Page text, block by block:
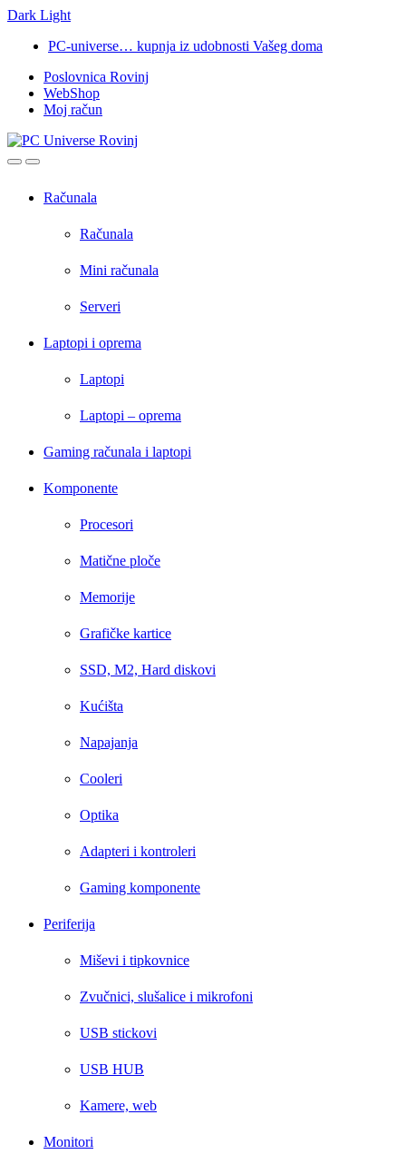
Dark Light
navigation
content
PC-universe… kupnja iz udobnosti Vašeg doma
Poslovnica Rovinj
WebShop
Moj račun
OpenClose
Računala
Računala
Mini računala
Serveri
Laptopi i oprema
Laptopi
Laptopi – oprema
Gaming računala i laptopi
Komponente
Procesori
Matične ploče
Memorije
Grafičke kartice
SSD, M2, Hard diskovi
Kućišta
Napajanja
Cooleri
Optika
Adapteri i kontroleri
Gaming komponente
Periferija
Miševi i tipkovnice
Zvučnici, slušalice i mikrofoni
USB stickovi
USB HUB
Kamere, web
Monitori